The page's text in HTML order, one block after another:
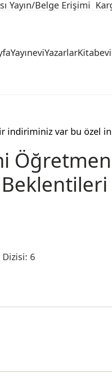
Yayın/Belge Erişimi
YayıneviYazarlarKitabevi
indiriminiz var bu özel
Dizisi: 6